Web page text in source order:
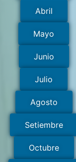
Abril
Mayo
Junio
Julio
Agosto
Setiembre
Octubre